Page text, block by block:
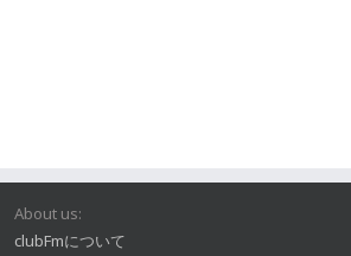
About us:
clubFmについて